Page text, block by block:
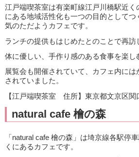
江戸端喫茶室は有楽町線江戸川橋駅近く
にある地域活性化も一つの目的としてつ
気のただようカフェです。
ランチの提供もはじめたとのことで再訪
体に優しい、手作り感のある食事を楽し
展覧会も開催されていて、カフェ内に
されていました。
【江戸端喫茶室 住所】東京都文京区関
natural cafe 檜の森
「natural cafe 檜の森」は埼京線各駅停
くにあるカフェです。